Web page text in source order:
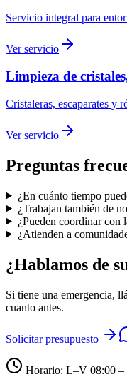
Servicio integral para
Ver servicio
Limpieza de
Cristaleras, escaparates y
Ver servicio
Preguntas
¿En cuánto tiempo
¿Trabajan también de
¿Pueden coordinar con
¿Atienden a
¿Hablamos de
Si tiene una emergencia,
cuanto antes.
Solicitar presupuesto
Horario: L–V 08:00 –